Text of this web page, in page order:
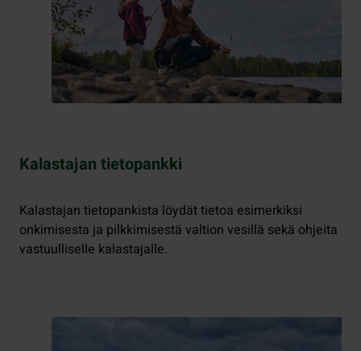
Kalastajan tietopankki
Kalastajan tietopankista löydät tietoa esimerkiksi
onkimisesta ja pilkkimisestä valtion vesillä sekä ohjeita
vastuulliselle kalastajalle.